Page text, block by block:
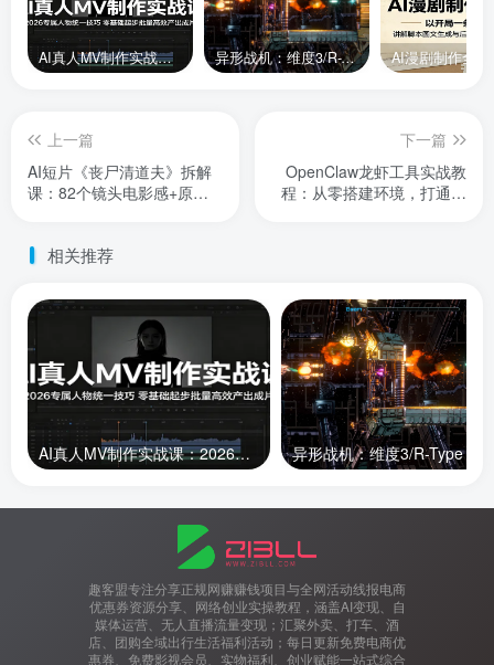
AI真人MV制作实战课：2026专属人物统一技巧，零基础起步批量高效产出成片 异形战机：维度3/R-Type Dimensions III
上一篇
AI短片《丧尸清道夫》拆解
课：82个镜头电影感+原子
下一篇
OpenClaw龙虾工具实战教
程：从零搭建环境，打通微
相关推荐
AI真人MV制作实战课：2026专属人物统一技巧，零基础起步批量高效产出成片
趣客盟专注分享正规网赚赚钱项目与全网活动线报电商
优惠券资源分享、网络创业实操教程，涵盖AI变现、自
媒体运营、无人直播流量变现；汇聚外卖、打车、酒
店、团购全域出行生活福利活动；每日更新免费电商优
惠券、免费影视会员、实物福利、创业赋能一站式综合